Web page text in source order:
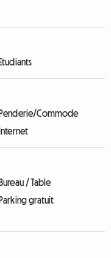
Etudiants
Penderie/Commode
Internet
Bureau / Table
Parking gratuit